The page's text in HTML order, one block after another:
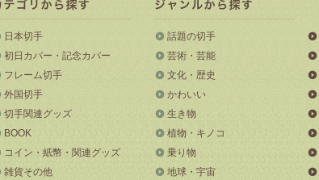
日本切手
初日カバー・記念カバー
フレーム切手
外国切手
切手関連グッズ
BOOK
コイン・紙幣・関連グッズ
雑貨その他
話題の切手
芸術・芸能
文化・歴史
かわいい
生き物
植物・キノコ
乗り物
地球・宇宙